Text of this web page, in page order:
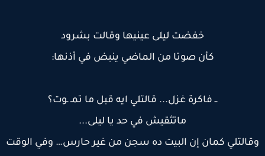
خفضت ليلى عينيها وقالت بشرود
كأن صوتا من الماضي ينبض في أذنها:
ــ فاكرة غزل... قالتلي ايه قبل ما تمـ ـوت؟
ماتثقيش في حد يا ليلى...
كمان إن البيت ده سجن من غير حارس… وفي الوقت